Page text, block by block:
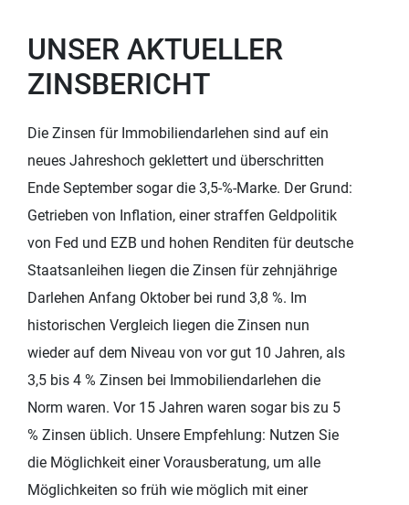
UNSER AKTUELLER
ZINSBERICHT
Die Zinsen für Immobiliendarlehen sind auf ein
neues Jahreshoch geklettert und überschritten
Ende September sogar die 3,5-%-Marke. Der Grund:
Getrieben von Inflation, einer straffen Geldpolitik
von Fed und EZB und hohen Renditen für deutsche
Staatsanleihen liegen die Zinsen für zehnjährige
Darlehen Anfang Oktober bei rund 3,8 %. Im
historischen Vergleich liegen die Zinsen nun
wieder auf dem Niveau von vor gut 10 Jahren, als
3,5 bis 4 % Zinsen bei Immobiliendarlehen die
Norm waren. Vor 15 Jahren waren sogar bis zu 5
% Zinsen üblich. Unsere Empfehlung: Nutzen Sie
die Möglichkeit einer Vorausberatung, um alle
Möglichkeiten so früh wie möglich mit einer